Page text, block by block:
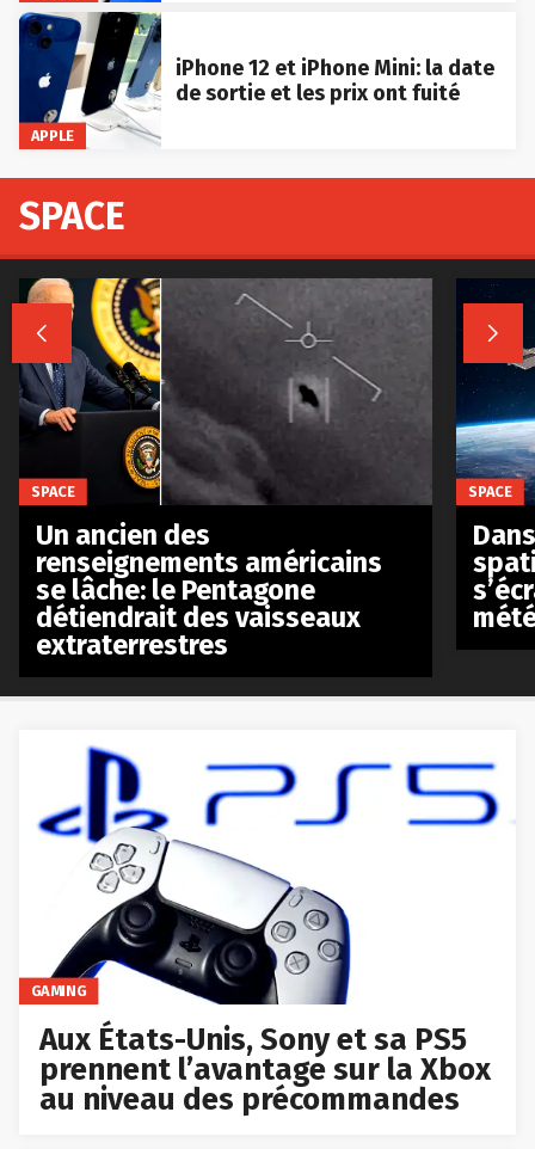
APPLE
iPhone 12 et iPhone Mini: la date
de sortie et les prix ont fuité
GAMING
Aux États-Unis, Sony et sa PS5
prennent l’avantage sur la Xbox
au niveau des précommandes
SPACE
 
SPACE
Un ancien des
renseignements américains
se lâche: le Pentagone
détiendrait des vaisseaux
extraterrestres
SPACE